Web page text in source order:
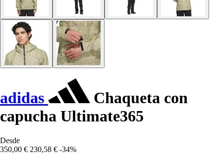
adidas
Chaqueta con
capucha Ultimate365
Desde
350,00 € 230,58 € -34%